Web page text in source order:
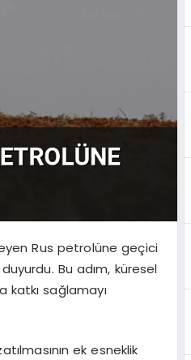
Rus petrolüne geçici
Bu adım, küresel
katkı sağlamayı
ek esneklik